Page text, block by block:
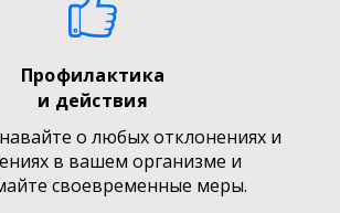
Профилактика
и действия
о любых отклонениях и
в вашем организме и
своевременные меры.